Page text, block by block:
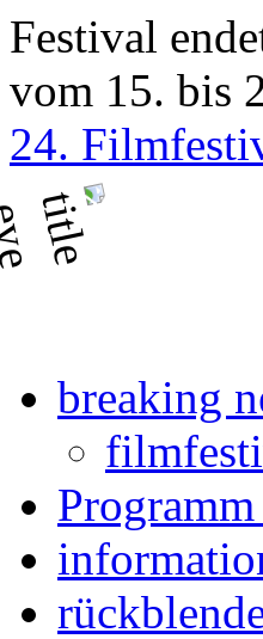
Festival
vom 15. bis
24.
breaking